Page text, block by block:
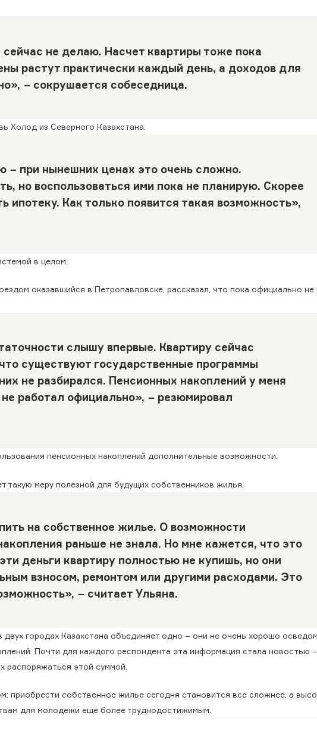
не делаю. Насчет квартиры тоже пока
растут практически каждый день, а доходов для
− сокрушается собеседница.
Холод из Северного Казахстана.
− при нынешних ценах это очень сложно.
но воспользоваться ими пока не планирую. Скорее
ипотеку. Как только появится такая возможность»,
в целом.
оказавшийся в Петропавловске, рассказал, что пока официально не
слышу впервые. Квартиру сейчас
существуют государственные программы
не разбирался. Пенсионных накоплений у меня
работал официально», − резюмировал
пенсионных накоплений дополнительные возможности.
такую меру полезной для будущих собственников жилья.
на собственное жилье. О возможности
раньше не знала. Но мне кажется, что это
деньги квартиру полностью не купишь, но они
взносом, ремонтом или другими расходами. Это
− считает Ульяна.
городах Казахстана объединяет одно − они не очень хорошо
Почти для каждого респондента эта информация стала новостью
распоряжаться этой суммой.
приобрести собственное жилье сегодня становится все сложнее, а
для молодежи еще более труднодостижимым.